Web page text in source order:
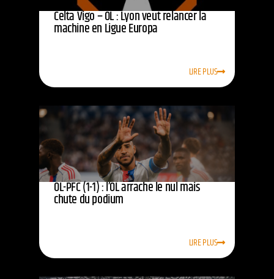
Celta Vigo – OL : Lyon veut relancer la
machine en Ligue Europa
LIRE PLUS
OL-PFC (1-1) : l’OL arrache le nul mais
chute du podium
LIRE PLUS